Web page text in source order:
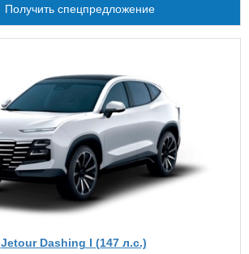
Получить спецпредложение
Jetour Dashing I (147 л.с.)